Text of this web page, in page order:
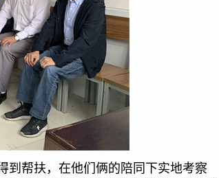
到帮扶，在他们俩的陪同下实地考察